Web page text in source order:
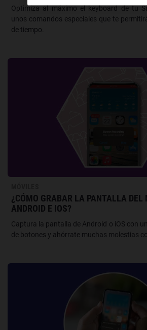
Optimiza al máximo el keyboard de tu
unos comandos especiales que te
de tiempo.
¿CÓMO GRABAR LA PANTALLA DEL
ANDROID E IOS?
Captura la pantalla de Android o iOS con
de botones y ahórrate muchas molestias